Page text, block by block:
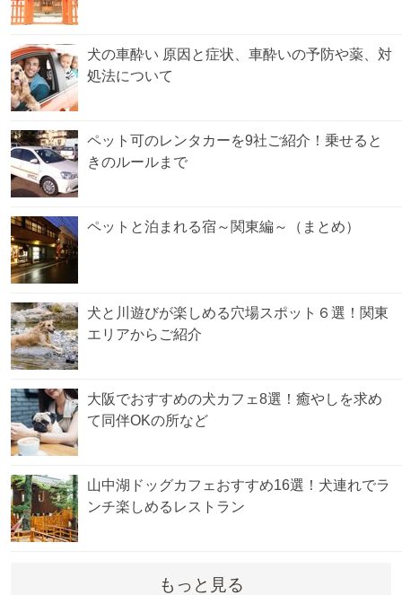
犬の車酔い 原因と症状、車酔いの予防や薬、対
処法について
ペット可のレンタカーを9社ご紹介！乗せると
きのルールまで
ペットと泊まれる宿～関東編～（まとめ）
犬と川遊びが楽しめる穴場スポット６選！関東
エリアからご紹介
大阪でおすすめの犬カフェ8選！癒やしを求め
て同伴OKの所など
山中湖ドッグカフェおすすめ16選！犬連れでラ
ンチ楽しめるレストラン
もっと見る